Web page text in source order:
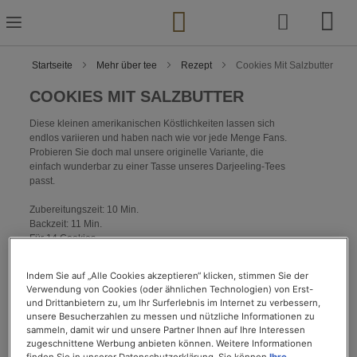
Inhalt
springen
Startseite Mehr über tee Rezept Cookies Mit Salzbutter
COOKIES MIT SALZBUTTER
Diese kleinen amerikanischen Köstlichkeiten lassen sich
endlos variieren und haben nach wie vor jede Menge Fans.
Probieren Sie doch mal unsere originelle Variante, die
einfach wunderbar zu einer Tasse unseres Darjeeling-Tees
passt.
Zubereitungszeit: 10 Min.
Backzeit: 11 Min.
Für 14 Cookies
IHRE EINKAUFSLISTE :
40 g Zartbitter-Schokolade (als Tafel)
80 g Zucker
Indem Sie auf „Alle Cookies akzeptieren“ klicken, stimmen Sie der
Verwendung von Cookies (oder ähnlichen Technologien) von Erst-
und Drittanbietern zu, um Ihr Surferlebnis im Internet zu verbessern,
unsere Besucherzahlen zu messen und nützliche Informationen zu
sammeln, damit wir und unsere Partner Ihnen auf Ihre Interessen
zugeschnittene Werbung anbieten können. Weitere Informationen